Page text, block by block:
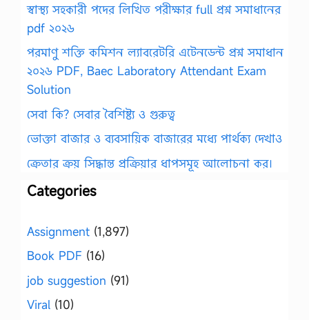
স্বাস্থ্য সহকারী পদের লিখিত পরীক্ষার full প্রশ্ন সমাধানের
pdf ২০২৬
পরমাণু শক্তি কমিশন ল্যাবরেটরি এটেনডেন্ট প্রশ্ন সমাধান
২০২৬ PDF, Baec Laboratory Attendant Exam
Solution
সেবা কি? সেবার বৈশিষ্ট্য ও গুরুত্ব
ভোক্তা বাজার ও ব্যবসায়িক বাজারের মধ্যে পার্থক্য দেখাও
ক্রেতার ক্রয় সিদ্ধান্ত প্রক্রিয়ার ধাপসমূহ আলোচনা কর।
Categories
Assignment (1,897)
Book PDF (16)
job suggestion (91)
Viral (10)